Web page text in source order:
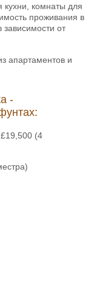
кухни, комнаты для
проживания в
от
апартаментов и
-
(4